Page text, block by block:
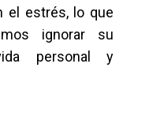
el estrés, lo que
ignorar su
personal y